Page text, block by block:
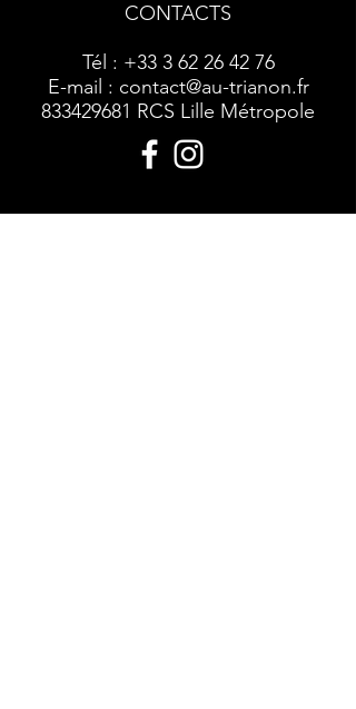
CONTACTS
Tél : +33 3 62 26 42 76
E-mail : contact@au-trianon.fr
833429681 RCS Lille Métropole